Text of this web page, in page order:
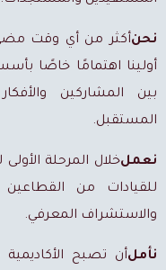
أكثر من أي وقتنحن
أولينا اهتمامًا خاصًا
بين المشاركين
المستقبل.
نعملخلال المرحلة
للقيادات من
والاستشراف المعرفي.
نأملأن تصبح